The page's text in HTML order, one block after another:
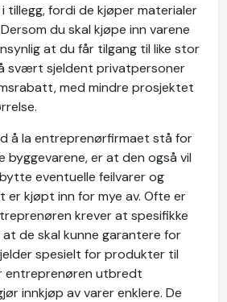
tillegg, fordi de kjøper materialer
du skal kjøpe inn varene
at du får tilgang til like stor
svært sjeldent privatpersoner
med mindre prosjektet
å la entreprenørfirmaet stå for
byggevarene, er at den også vil
eventuelle feilvarer og
er kjøpt inn for mye av. Ofte er
krever at spesifikke
de skal kunne garantere for
spesielt for produkter til
entreprenøren utbredt
innkjøp av varer enklere. De